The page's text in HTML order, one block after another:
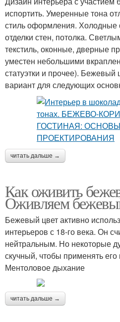
испортить. Умеренные тона
стиль оформления. Холодные
отделки стен, потолка.
текстиль, оконные, дверные
уместен небольшими
статуэтки и прочее).
вариант для следующих
читать дальше →
Как оживить
Оживляем
Бежевый цвет активно
интерьеров с 18-го века. Он
нейтральным. Но некоторые
скучный, чтобы применять
Ментоловое дыхание
читать дальше →